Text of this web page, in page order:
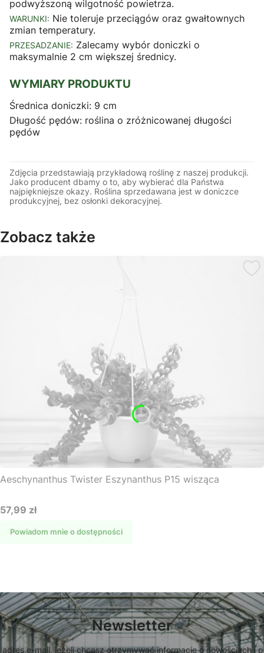
podwyższoną wilgotność powietrza.
WARUNKI: Nie toleruje przeciągów oraz gwałtownych
zmian temperatury.
PRZESADZANIE: Zalecamy wybór doniczki o
maksymalnie 2 cm większej średnicy.
WYMIARY PRODUKTU
Średnica doniczki: 9 cm
Długość pędów: roślina o zróżnicowanej długości
pędów
Zdjęcia przedstawiają przykładową roślinę z naszej produkcji.
Jako producent dbamy o to, aby wybierać dla Państwa
najpiękniejsze okazy. Roślina sprzedawana jest w doniczce
produkcyjnej, bez osłonki dekoracyjnej.
Zobacz także
Aeschynanthus Twister Eszynanthus P15 wisząca
Cena
57,99 zł
Powiadom mnie o dostępności
Newsletter
adres e-mail, jeżeli chcesz otrzymywać informacje o nowościach i